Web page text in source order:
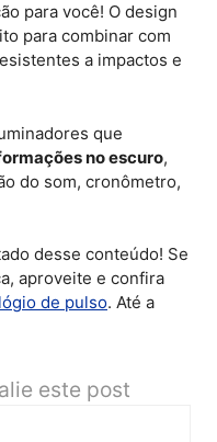
para você! O design
para combinar com
a impactos e
que
no escuro,
do som, cronômetro,
desse conteúdo! Se
aproveite e confira
de pulso. Até a
este post